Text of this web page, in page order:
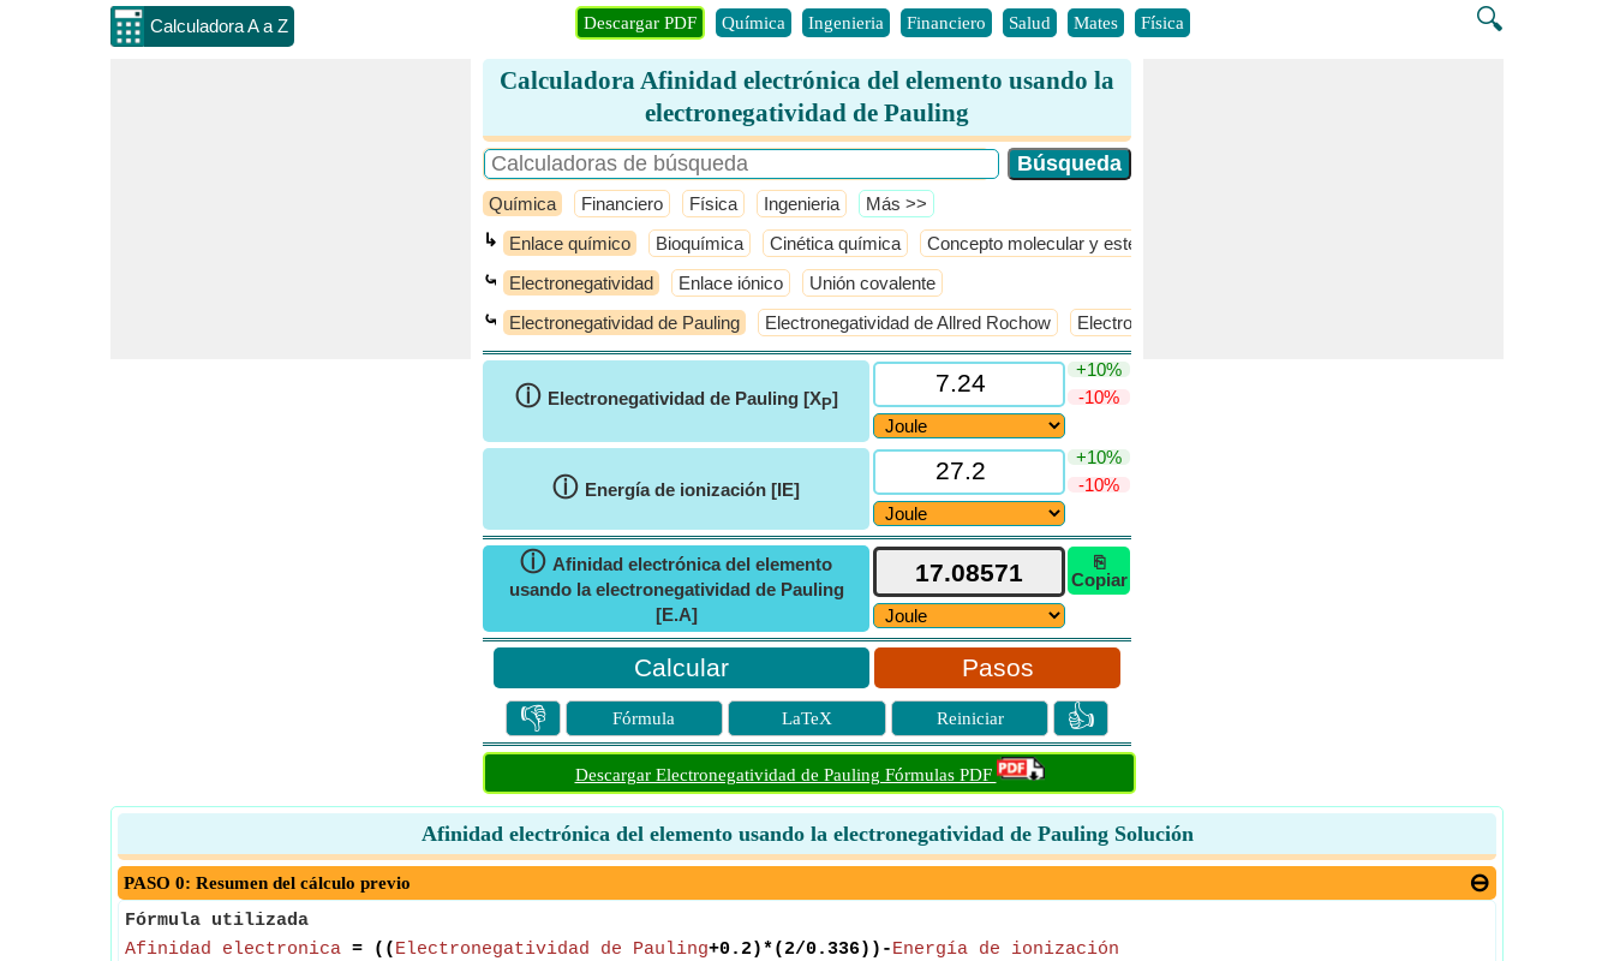
Calculadora A a Z 🔍
Descargar PDF Química Ingenieria Financiero Salud Mates Física
Calculadora Afinidad electrónica del elemento usando la
electronegatividad de Pauling
Química Financiero Física Ingenieria ​Más >>
↳ Enlace químico Bioquímica Cinética química Concepto molecular y estequiometría
⤿ Electronegatividad Enlace iónico Unión covalente
⤿ Electronegatividad de Pauling Electronegatividad de Allred Rochow Electronegatividad de Mulliken
ⓘ Electronegatividad de Pauling [XP]
+10%
-10%
ⓘ Energía de ionización [IE]
+10%
-10%
ⓘ Afinidad electrónica del elemento
usando la electronegatividad de Pauling
[E.A]
⎘
Copiar
Pasos
👎 Fórmula LaTeX Reiniciar 👍
Descargar Electronegatividad de Pauling Fórmulas PDF
Afinidad electrónica del elemento usando la electronegatividad de Pauling Solución
PASO 0: Resumen del cálculo previo
Fórmula utilizada
Afinidad electronica = (( Electronegatividad de Pauling+0.2)*(2/0.336))-Energía de ionización